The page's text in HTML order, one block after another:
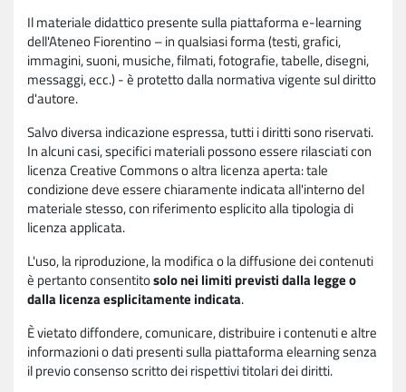
Il materiale didattico presente sulla piattaforma e-learning
dell'Ateneo Fiorentino – in qualsiasi forma (testi, grafici,
immagini, suoni, musiche, filmati, fotografie, tabelle, disegni,
messaggi, ecc.) - è protetto dalla normativa vigente sul diritto
d'autore.
Salvo diversa indicazione espressa, tutti i diritti sono riservati.
In alcuni casi, specifici materiali possono essere rilasciati con
licenza Creative Commons o altra licenza aperta: tale
condizione deve essere chiaramente indicata all'interno del
materiale stesso, con riferimento esplicito alla tipologia di
licenza applicata.
L'uso, la riproduzione, la modifica o la diffusione dei contenuti
è pertanto consentitosolo nei limiti previsti dalla legge o
dalla licenza esplicitamente indicata.
È vietato diffondere, comunicare, distribuire i contenuti e altre
informazioni o dati presenti sulla piattaforma elearning senza
il previo consenso scritto dei rispettivi titolari dei diritti.